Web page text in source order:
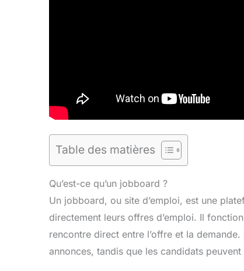
Table des matières
Qu’est-ce qu’un jobboard ?
Un jobboard, ou site d’emploi, est une
directement leurs offres d’emploi. Il
rencontre direct entre l’offre et la
annonces, tandis que les candidats